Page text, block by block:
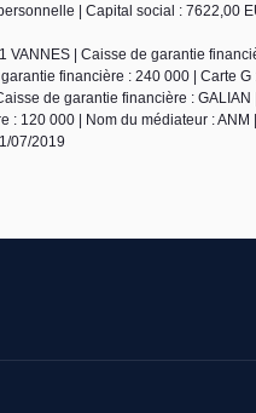
| Capital social : 7622,00
VANNES | Caisse de garantie
financière : 240 000 | Carte G
de garantie financière : GALIAN
120 000 | Nom du médiateur : ANM
07/2019